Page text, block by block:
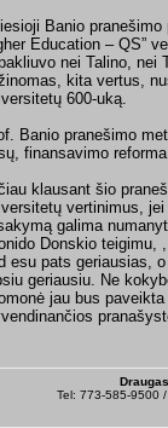
Banio
Education – QS”
nei Talino, nei
kita vertus,
600-uką.
Banio pranešimo
finansavimo
klausant šio
vertinimus,
galima
Donskio
esu pats geriausias,
geriausiu. Ne
jau bus
Draugas
Tel: 773-585-9500